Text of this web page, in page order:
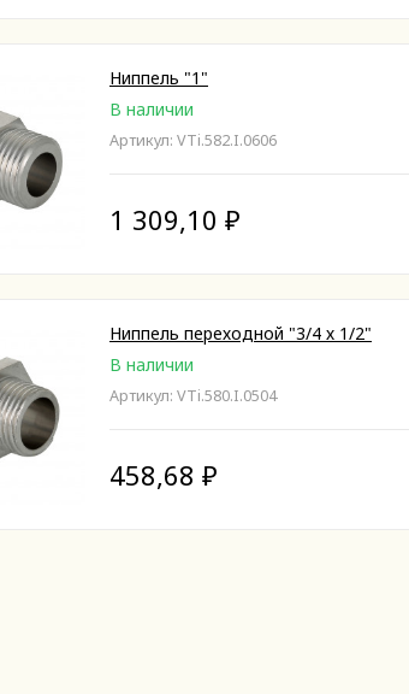
Ниппель "1"
В наличии
Артикул: VTi.582.I.0606
1 309,10 ₽
Ниппель переходной "3/4 х 1/2"
В наличии
Артикул: VTi.580.I.0504
458,68 ₽